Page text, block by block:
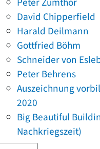
David Chipperfield
Harald Deilmann
Gottfried Böhm
Schneider von
Peter Behrens
Auszeichnung
2020
Big Beautiful
Nachkriegszeit)